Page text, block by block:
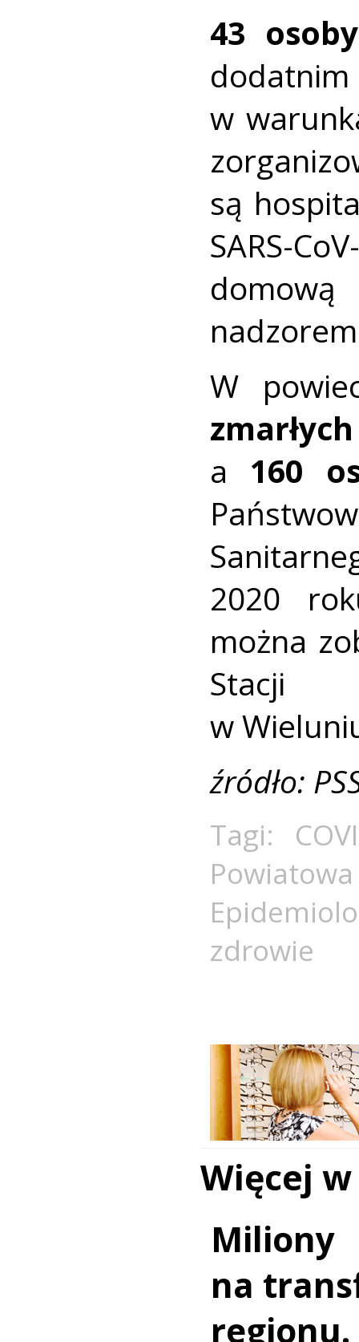
43 osoby
w
są
SARS-
W
zmarłych
a 160
2020
można
Stacji
w
źródło:
Tagi:
zdrowie
Więcej
Miliony
na
regionu.